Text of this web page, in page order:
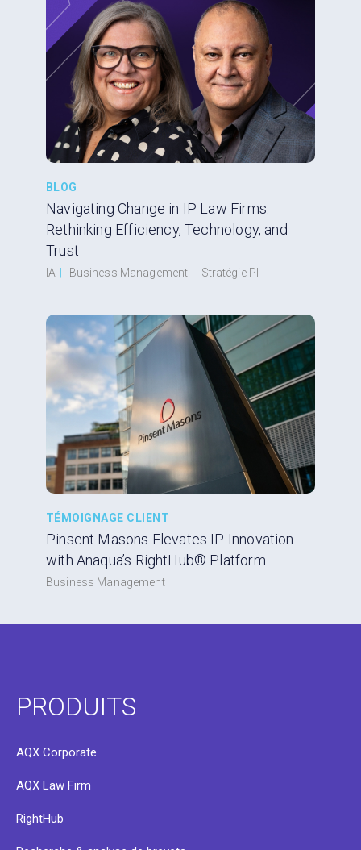
BLOG
Navigating Change in IP Law Firms:
Rethinking Efficiency, Technology, and
Trust
IA Business Management Stratégie PI
TÉMOIGNAGE CLIENT
Pinsent Masons Elevates IP Innovation
with Anaqua’s RightHub® Platform
Business Management
PRODUITS
AQX Corporate
AQX Law Firm
RightHub